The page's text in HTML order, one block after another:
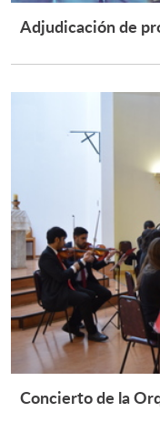
Adjudicación de
Concierto de la